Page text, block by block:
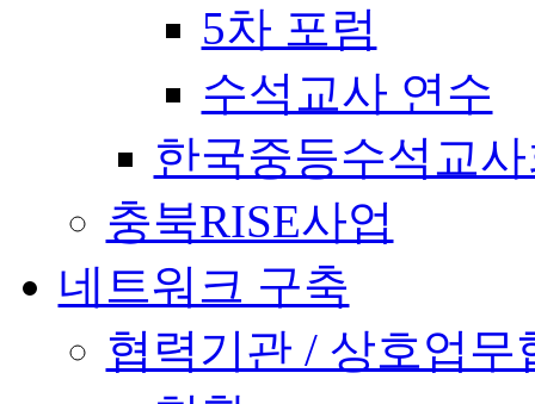
5차 포럼
수석교사 연수
한국중등수석교
충북RISE사업
네트워크 구축
협력기관 / 상호업무